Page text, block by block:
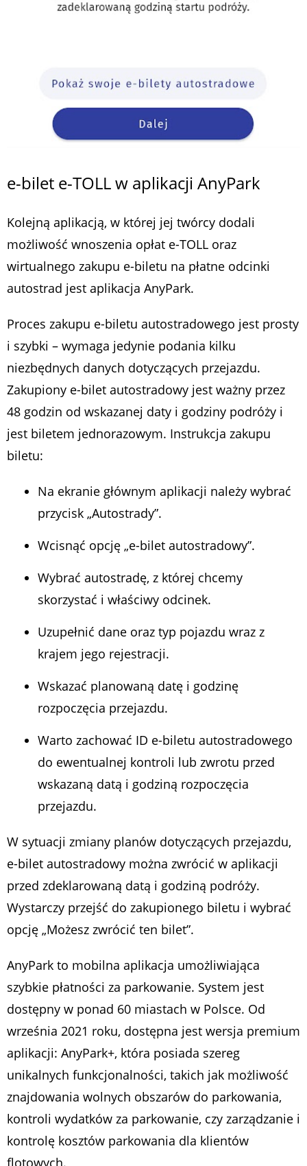
e-bilet e-TOLL w aplikacji AnyPark
Kolejną aplikacją, w której jej twórcy dodali
możliwość wnoszenia opłat e-TOLL oraz
wirtualnego zakupu e-biletu na płatne odcinki
autostrad jest aplikacja AnyPark.
Proces zakupu e-biletu autostradowego jest prosty
i szybki – wymaga jedynie podania kilku
niezbędnych danych dotyczących przejazdu.
Zakupiony e-bilet autostradowy jest ważny przez
48 godzin od wskazanej daty i godziny podróży i
jest biletem jednorazowym. Instrukcja zakupu
biletu:
Na ekranie głównym aplikacji należy wybrać
przycisk „Autostrady”.
Wcisnąć opcję „e-bilet autostradowy”.
Wybrać autostradę, z której chcemy
skorzystać i właściwy odcinek.
Uzupełnić dane oraz typ pojazdu wraz z
krajem jego rejestracji.
Wskazać planowaną datę i godzinę
rozpoczęcia przejazdu.
Warto zachować ID e-biletu autostradowego
do ewentualnej kontroli lub zwrotu przed
wskazaną datą i godziną rozpoczęcia
przejazdu.
W sytuacji zmiany planów dotyczących przejazdu,
e-bilet autostradowy można zwrócić w aplikacji
przed zdeklarowaną datą i godziną podróży.
Wystarczy przejść do zakupionego biletu i wybrać
opcję „Możesz zwrócić ten bilet”.
AnyPark to mobilna aplikacja umożliwiająca
szybkie płatności za parkowanie. System jest
dostępny w ponad 60 miastach w Polsce. Od
września 2021 roku, dostępna jest wersja premium
aplikacji: AnyPark+, która posiada szereg
unikalnych funkcjonalności, takich jak możliwość
znajdowania wolnych obszarów do parkowania,
kontroli wydatków za parkowanie, czy zarządzanie i
kontrolę kosztów parkowania dla klientów